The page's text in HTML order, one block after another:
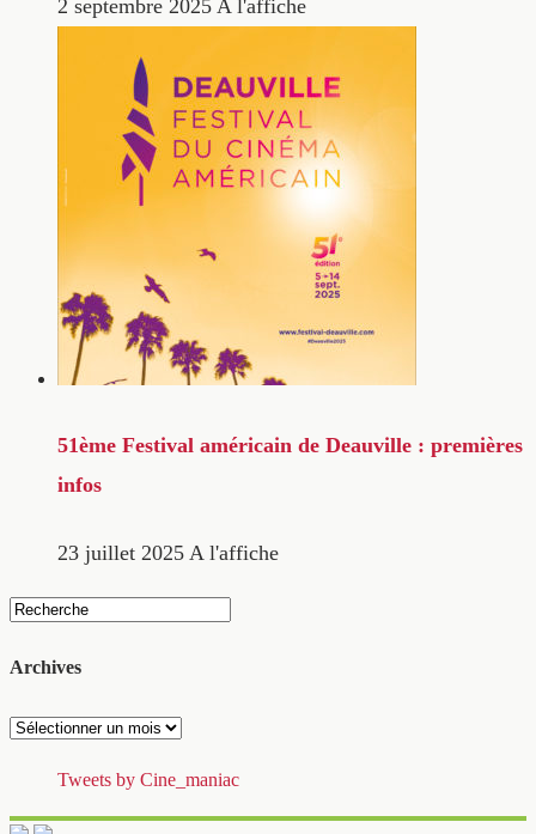
2 septembre 2025 A l'affiche
51ème Festival américain de Deauville : premières
infos
23 juillet 2025 A l'affiche
Archives
Archives
Tweets by Cine_maniac